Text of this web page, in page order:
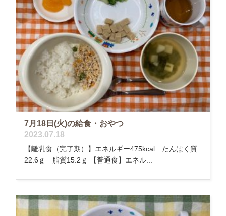
7月18日(火)の給食・おやつ
2023.07.18
【離乳食（完了期）】エネルギー475kcal たんぱく質
22.6ｇ 脂質15.2ｇ 【普通食】エネル...